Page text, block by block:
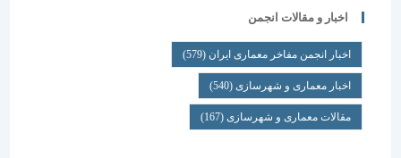
اخبار و مقالات انجمن
اخبار انجمن مفاخر معماری ایران (579)
اخبار معماری و شهرسازی(540)
مقالات معماری و شهرسازی(167)